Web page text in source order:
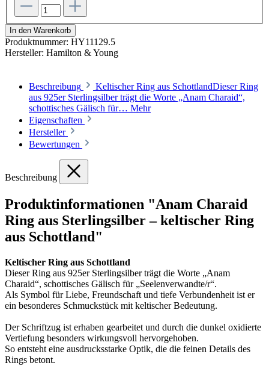
In den Warenkorb
Produktnummer: HY11129.5
Hersteller: Hamilton & Young
Beschreibung
Keltischer Ring aus SchottlandDieser Ring
aus 925er Sterlingsilber trägt die Worte „Anam Charaid“,
schottisches Gälisch für… Mehr
Eigenschaften
Hersteller
Bewertungen
Beschreibung
Produktinformationen "Anam Charaid
Ring aus Sterlingsilber – keltischer Ring
aus Schottland"
Keltischer Ring aus Schottland
Dieser Ring aus 925er Sterlingsilber trägt die Worte „Anam
Charaid“, schottisches Gälisch für „Seelenverwandte/r“.
Als Symbol für Liebe, Freundschaft und tiefe Verbundenheit ist er
ein besonderes Schmuckstück mit keltischer Bedeutung.
Der Schriftzug ist erhaben gearbeitet und durch die dunkel oxidierte
Vertiefung besonders wirkungsvoll hervorgehoben.
So entsteht eine ausdrucksstarke Optik, die die feinen Details des
Rings betont.